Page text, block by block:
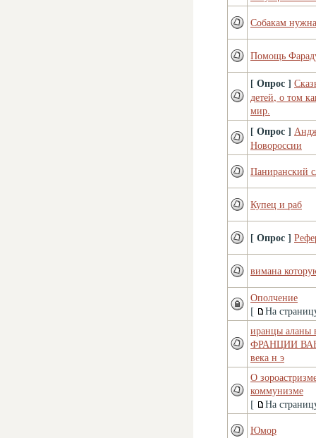
Собакам
Помощь
[ Опрос ]
детей, о том
мир.
[ Опрос ]
Новороссии
Паниранский
Купец и раб
[ Опрос ]
вимана
Ополчение
[
На
иранцы аланы
ФРАНЦИИ
века н э
О
коммунизме
[
На
Юмор